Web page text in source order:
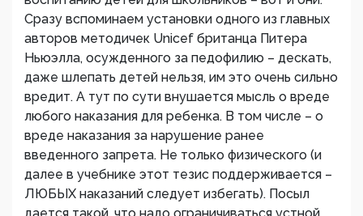
Сразу вспоминаем установки одного из главных
авторов методичек Unicef британца Питера
Ньюэлла, осужденного за педофилию – дескать,
даже шлепать детей нельзя, им это очень сильно
вредит. А тут по сути внушается мысль о вреде
любого наказания для ребенка. В том числе – о
вреде наказания за нарушение ранее
введенного запрета. Не только физического (и
далее в учебнике этот тезис поддерживается –
ЛЮБЫХ наказаний следует избегать). Посыл